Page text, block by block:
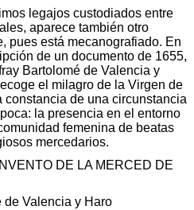
legajos custodiados entre
aparece también otro
pues está mecanografiado. En
de un documento de 1655,
Bartolomé de Valencia y
el milagro de la Virgen de
constancia de una circunstancia
la presencia en el entorno
femenina de beatas
mercedarios.
DE LA MERCED DE
de Valencia y Haro